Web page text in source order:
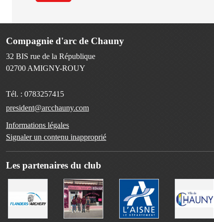
Compagnie d'arc de Chauny
32 BIS rue de la République
02700 AMIGNY-ROUY
Tél. : 0783257415
president@arcchauny.com
Informations légales
Signaler un contenu inapproprié
Les partenaires du club